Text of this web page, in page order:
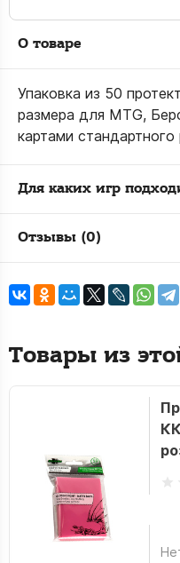
О товаре
Упаковка из 50
размера для MTG,
картами стандартного
Для каких игр
Отзывы (0)
Товары из